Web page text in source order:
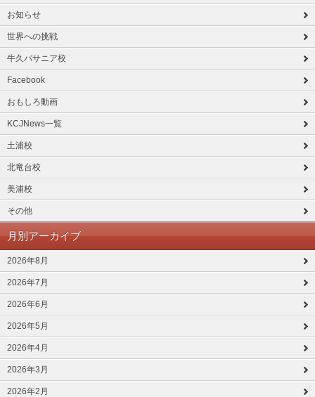
お知らせ
世界への挑戦
牛久パサニア校
Facebook
おもしろ動画
KCJNews一覧
土浦校
北竜台校
美浦校
その他
月別アーカイブ
2026年8月
2026年7月
2026年6月
2026年5月
2026年4月
2026年3月
2026年2月